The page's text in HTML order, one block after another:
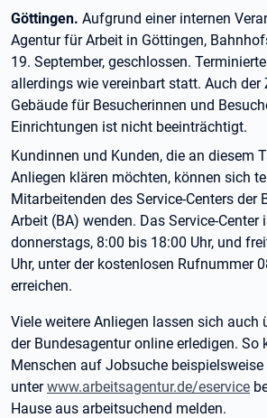
Göttingen. Aufgrund einer internen
Agentur für Arbeit in Göttingen,
19. September, geschlossen.
allerdings wie vereinbart statt. Auch der
Gebäude für Besucherinnen und
Einrichtungen ist nicht beeinträchtigt.
Kundinnen und Kunden, die an diesem
Anliegen klären möchten, können sich
Mitarbeitenden des Service-Centers der
Arbeit (BA) wenden. Das Service-
donnerstags, 8:00 bis 18:00 Uhr, und
Uhr, unter der kostenlosen Rufnummer
erreichen.
Viele weitere Anliegen lassen sich auch
der Bundesagentur online erledigen. So
Menschen auf Jobsuche beispielsweise
unterwww.arbeitsagentur.de/eservice
Hause aus arbeitsuchend melden.